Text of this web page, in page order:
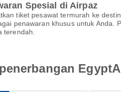
Spesial di Airpaz
tiket pesawat termurah ke
penawaran khusus untuk Anda.
terendah.